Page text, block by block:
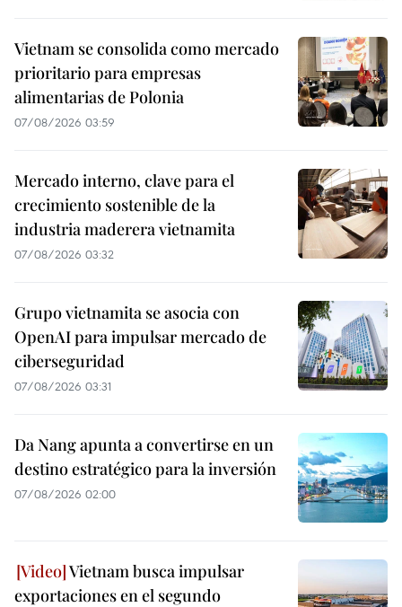
Vietnam se consolida como mercado
prioritario para empresas
alimentarias de Polonia
07/08/2026 03:59
Mercado interno, clave para el
crecimiento sostenible de la
industria maderera vietnamita
07/08/2026 03:32
Grupo vietnamita se asocia con
OpenAI para impulsar mercado de
ciberseguridad
07/08/2026 03:31
Da Nang apunta a convertirse en un
destino estratégico para la inversión
07/08/2026 02:00
Vietnam busca impulsar
exportaciones en el segundo